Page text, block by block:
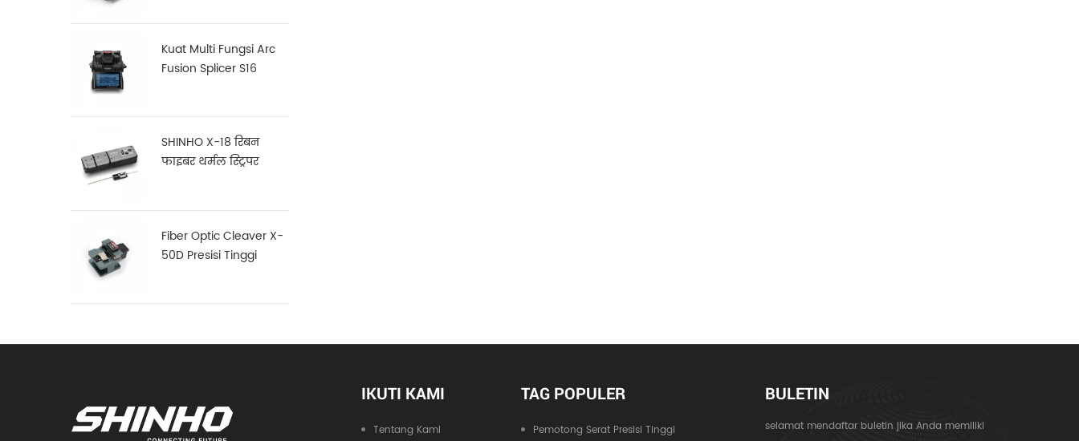
Kuat Multi Fungsi Arc
Fusion Splicer S16
SHINHO X-18 रिबन
फाइबर थर्मल स्ट्रिपर
Fiber Optic Cleaver X-
50D Presisi Tinggi
IKUTI KAMI
Tentang Kami
TAG POPULER
Pemotong Serat Presisi Tinggi
BULETIN
selamat mendaftar buletin jika Anda memiliki